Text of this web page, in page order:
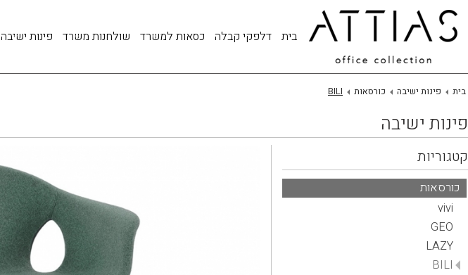
בית דלפקי קבלה כסאות למשרד שולחנות משרד פינות ישיבה
בית פינות ישיבה כורסאות BILI
פינות ישיבה
קטגוריות
כורסאות
vivi
GEO
LAZY
BILI